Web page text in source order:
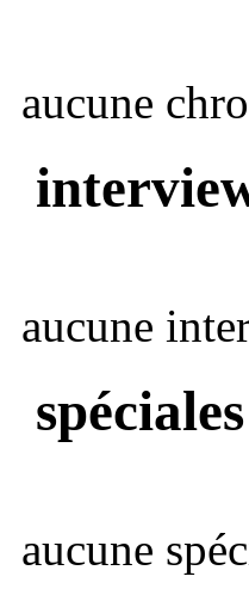
aucune
aucune
spéciales
aucune